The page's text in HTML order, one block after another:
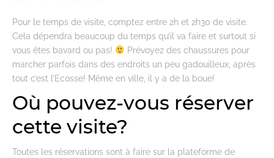
Pour le temps de visite, comptez entre 2h et 2h30 de visite.
Cela dépendra beaucoup du temps qu’il va faire et surtout si
vous êtes bavard ou pas!
Prévoyez des chaussures pour
marcher parfois dans des endroits un peu gadouilleux, après
tout c’est l’Ecosse! Même en ville, il y a de la boue!
Où pouvez-vous réserver
cette visite?
Toutes les réservations sont à faire sur la plateforme de